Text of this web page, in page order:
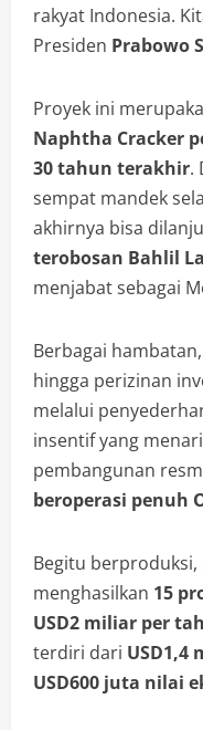
rakyat Indonesia.
Presiden Prabowo
Proyek ini
Naphtha Cracker
30 tahun terakhir.
sempat mandek
akhirnya bisa
terobosan Bahlil
menjabat sebagai
Berbagai
hingga perizinan
melalui
insentif yang
pembangunan
beroperasi penuh
Begitu
menghasilkan 15
USD2 miliar per
terdiri dari
USD600 juta nilai